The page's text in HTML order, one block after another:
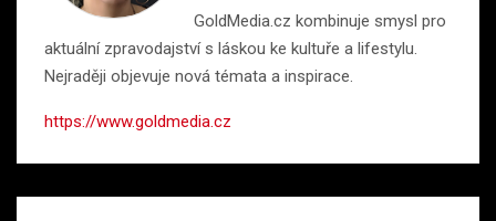
GoldMedia.cz kombinuje smysl pro
aktuální zpravodajství s láskou ke kultuře a lifestylu.
Nejraději objevuje nová témata a inspirace.
https://www.goldmedia.cz